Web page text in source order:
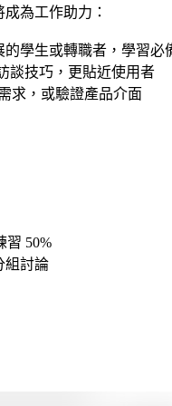
為工作助力：
學生或轉職者，學習必
談技巧，更貼近使用者
求，或驗證產品介面
習 50%
組討論